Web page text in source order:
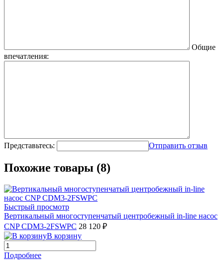
Общие
впечатления:
Представьтесь: Отправить отзыв
Похожие товары (8)
Быстрый просмотр
Вертикальный многоступенчатый центробежный in-line насос
CNP CDM3-2FSWPC 28 120 ₽
В корзину
Подробнее